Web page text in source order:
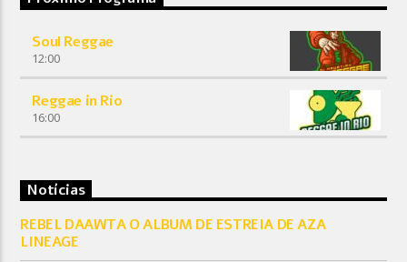
Soul Reggae
12:00
Reggae in Rio
16:00
Notícias
REBEL DAAWTA O ALBUM DE ESTREIA DE AZA
LINEAGE